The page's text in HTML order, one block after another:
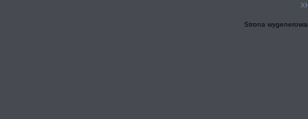
Strona